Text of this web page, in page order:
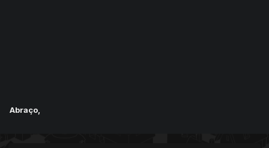
Abraço,